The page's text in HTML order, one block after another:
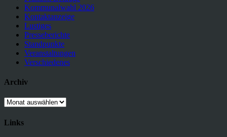
Kommunalwahl 2026
Kontaktanzeige
Lustiges
Presseberichte
Standpunkte
Veranstaltungen
Verschiedenes
Archiv
Archiv
Links